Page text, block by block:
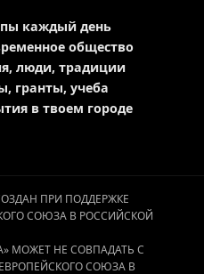
каждый день
общество
люди, традиции
гранты, учеба
в твоем городе
ПРИ ПОДДЕРЖКЕ
СОЮЗА В РОССИЙСКОЙ
МОЖЕТ НЕ СОВПАДАТЬ С
СОЮЗА В